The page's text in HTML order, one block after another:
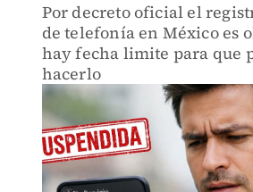
Por decreto oficial el
de telefonía en México es
hay fecha limite para que
hacerlo